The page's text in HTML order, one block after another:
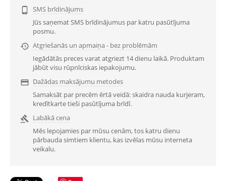

SMS brīdinājums
Jūs saņemat SMS brīdinājumus par katru pasūtījuma
posmu.
 Atgriešanās un apmaiņa - bez problēmām
Iegādātās preces varat atgriezt 14 dienu laikā. Produktam
jābūt visu rūpnīciskas iepakojumu.
 Dažādas maksājumu metodes
Samaksāt par precēm ērtā veidā: skaidra nauda kurjeram,
kredītkarte tieši pasūtījuma brīdī.

Labākā cena
Mēs lepojamies par mūsu cenām, tos katru dienu
pārbauda simtiem klientu, kas izvēlas mūsu interneta
veikalu.